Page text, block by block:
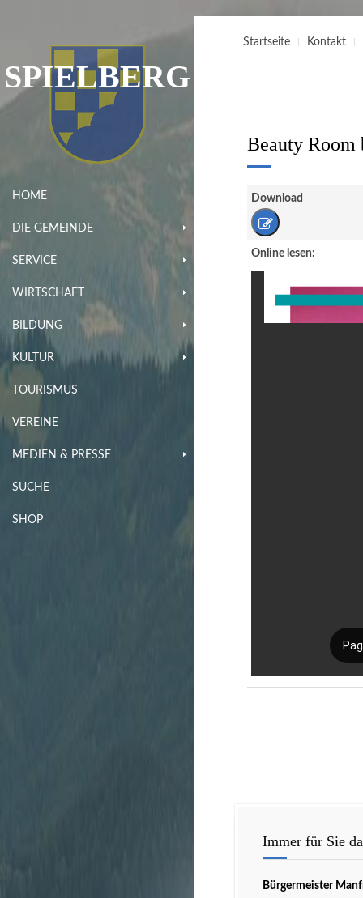
SPIELBERG
HOME
DIE GEMEINDE
SERVICE
WIRTSCHAFT
BILDUNG
KULTUR
TOURISMUS
VEREINE
MEDIEN & PRESSE
SUCHE
SHOP
Startseite Kontakt
Beauty Room
Download
Online lesen:
Immer für Sie
Bürgermeister